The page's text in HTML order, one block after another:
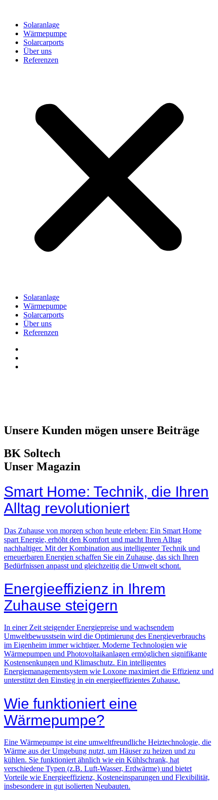
Solaranlage
Wärmepumpe
Solarcarports
Über uns
Referenzen
Solaranlage
Wärmepumpe
Solarcarports
Über uns
Referenzen
Unsere Kunden mögen unsere Beiträge
BK Soltech
Unser Magazin
Smart Home: Technik, die Ihren
Alltag revolutioniert
Das Zuhause von morgen schon heute erleben: Ein Smart Home
spart Energie, erhöht den Komfort und macht Ihren Alltag
nachhaltiger. Mit der Kombination aus intelligenter Technik und
erneuerbaren Energien schaffen Sie ein Zuhause, das sich Ihren
Bedürfnissen anpasst und gleichzeitig die Umwelt schont.
Energieeffizienz in Ihrem
Zuhause steigern
In einer Zeit steigender Energiepreise und wachsendem
Umweltbewusstsein wird die Optimierung des Energieverbrauchs
im Eigenheim immer wichtiger. Moderne Technologien wie
Wärmepumpen und Photovoltaikanlagen ermöglichen signifikante
Kostensenkungen und Klimaschutz. Ein intelligentes
Energiemanagementsystem wie Loxone maximiert die Effizienz und
unterstützt den Einstieg in ein energieeffizientes Zuhause.
Wie funktioniert eine
Wärmepumpe?
Eine Wärmepumpe ist eine umweltfreundliche Heiztechnologie, die
Wärme aus der Umgebung nutzt, um Häuser zu heizen und zu
kühlen. Sie funktioniert ähnlich wie ein Kühlschrank, hat
verschiedene Typen (z.B. Luft-Wasser, Erdwärme) und bietet
Vorteile wie Energieeffizienz, Kosteneinsparungen und Flexibilität,
insbesondere in gut isolierten Neubauten.